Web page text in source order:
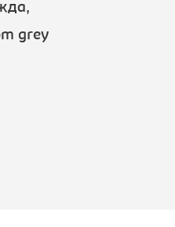
grey